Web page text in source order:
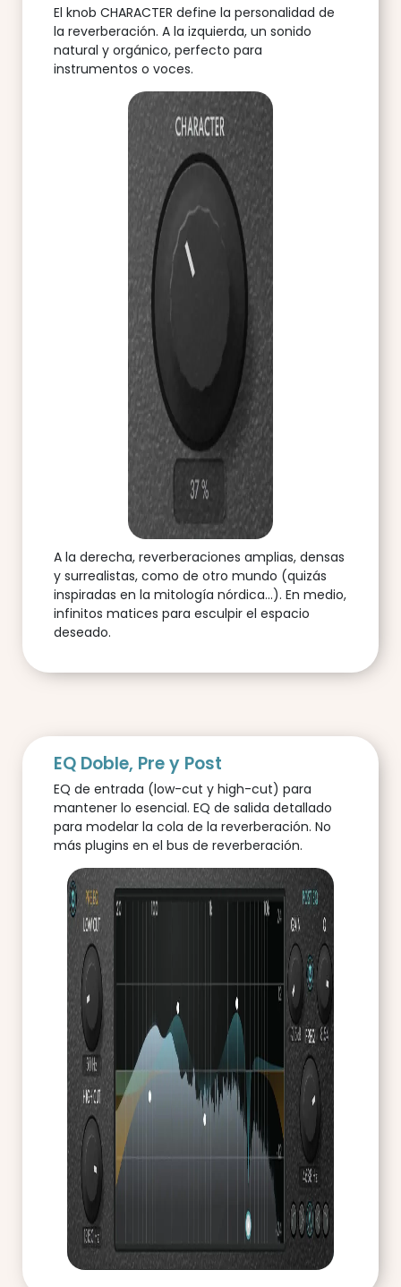
El knob CHARACTER define la personalidad de
la reverberación. A la izquierda, un sonido
natural y orgánico, perfecto para
instrumentos o voces.
A la derecha, reverberaciones amplias, densas
y surrealistas, como de otro mundo (quizás
inspiradas en la mitología nórdica...). En medio,
infinitos matices para esculpir el espacio
deseado.
EQ Doble, Pre y Post
EQ de entrada (low-cut y high-cut) para
mantener lo esencial. EQ de salida detallado
para modelar la cola de la reverberación. No
más plugins en el bus de reverberación.